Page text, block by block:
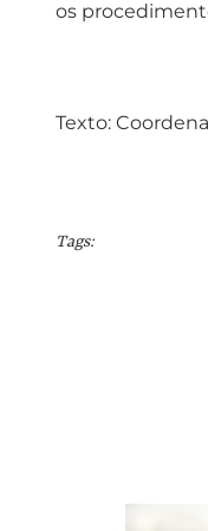
os
Texto:
Tags: